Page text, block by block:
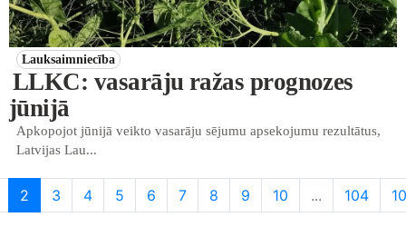
Lauksaimniecība
LLKC: vasarāju ražas prognozes
jūnijā
Apkopojot jūnijā veikto vasarāju sējumu apsekojumu rezultātus,
Latvijas Lau...
2 3 4 5 6 7 8 9 10 ... 104